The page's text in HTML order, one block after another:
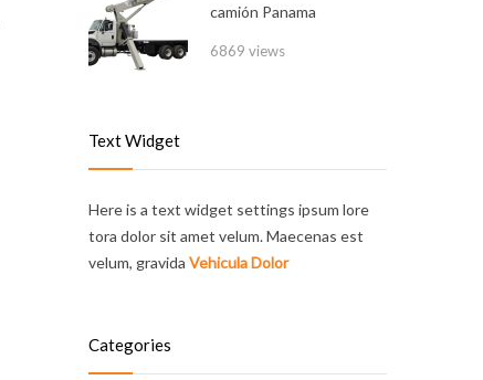
camión Panama
6869 views
Text Widget
Here is a text widget settings ipsum lore
tora dolor sit amet velum. Maecenas est
velum, gravida Vehicula Dolor
Categories